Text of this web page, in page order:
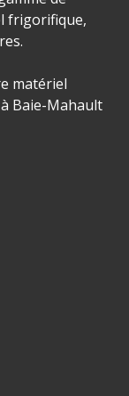
frigorifique,
matériel
Baie-Mahault